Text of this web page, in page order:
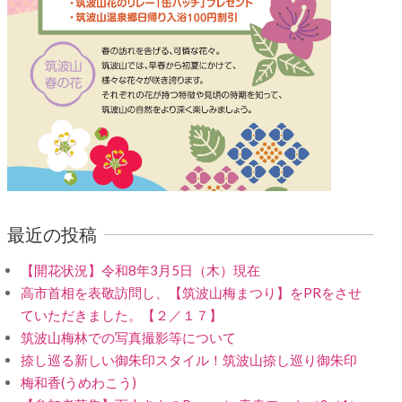
最近の投稿
【開花状況】令和8年3月5日（木）現在
高市首相を表敬訪問し、【筑波山梅まつり】をPRをさせ
ていただきました。【２／１７】
筑波山梅林での写真撮影等について
捺し巡る新しい御朱印スタイル！筑波山捺し巡り御朱印
梅和香(うめわこう)